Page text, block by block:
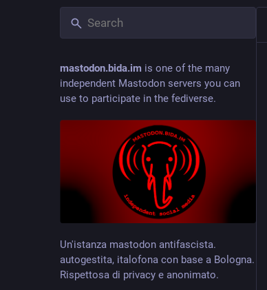
mastodon.bida.im is one of the many
independent Mastodon servers you can
use to participate in the fediverse.
Un'istanza mastodon antifascista.
autogestita, italofona con base a Bologna.
Rispettosa di privacy e anonimato.